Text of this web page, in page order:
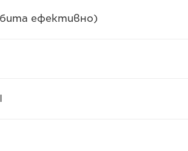
ефективно)